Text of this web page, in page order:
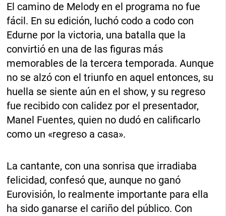
El camino de Melody en el programa no fue
fácil. En su edición, luchó codo a codo con
Edurne por la victoria, una batalla que la
convirtió en una de las figuras más
memorables de la tercera temporada. Aunque
no se alzó con el triunfo en aquel entonces, su
huella se siente aún en el show, y su regreso
fue recibido con calidez por el presentador,
Manel Fuentes, quien no dudó en calificarlo
como un «regreso a casa».
La cantante, con una sonrisa que irradiaba
felicidad, confesó que, aunque no ganó
Eurovisión, lo realmente importante para ella
ha sido ganarse el cariño del público. Con